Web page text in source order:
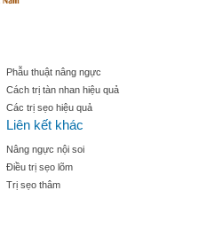
Phẫu thuật nâng ngực
Cách trị tàn nhan hiệu quả
Các trị sẹo hiệu quả
Liên kết khác
Nâng ngực nội soi
Điều trị sẹo lõm
Trị sẹo thâm